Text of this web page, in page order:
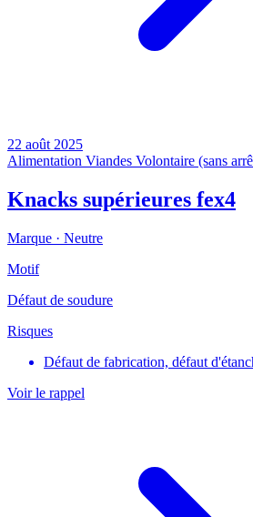
22 août 2025
Alimentation Viandes Volontaire (sans
Knacks supérieures fex4
Marque · Neutre
Motif
Défaut de soudure
Risques
Défaut de fabrication, défaut
Voir le rappel